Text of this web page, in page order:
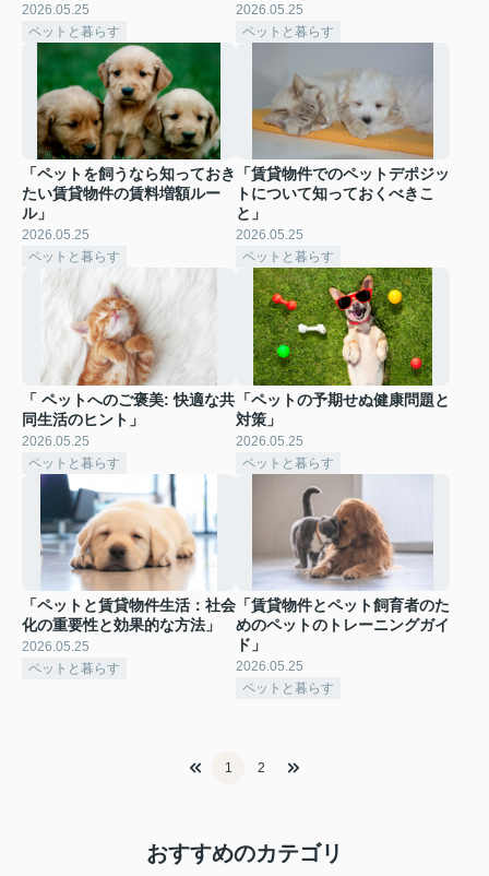
2026.05.25
ペットと暮らす
2026.05.25
ペットと暮らす
「ペットを飼うなら知っておき
たい賃貸物件の賃料増額ルー
ル」
2026.05.25
ペットと暮らす
「賃貸物件でのペットデポジッ
トについて知っておくべきこ
と」
2026.05.25
ペットと暮らす
「 ペットへのご褒美: 快適な共
同生活のヒント」
2026.05.25
ペットと暮らす
「ペットの予期せぬ健康問題と
対策」
2026.05.25
ペットと暮らす
「ペットと賃貸物件生活：社会
化の重要性と効果的な方法」
2026.05.25
ペットと暮らす
「賃貸物件とペット飼育者のた
めのペットのトレーニングガイ
ド」
2026.05.25
ペットと暮らす
1 2
おすすめのカテゴリ